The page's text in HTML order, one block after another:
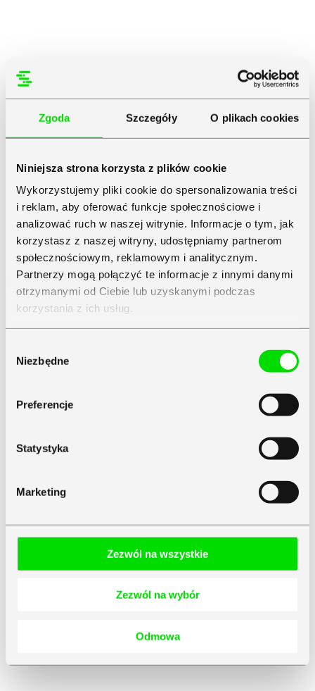
Zgoda Szczegóły O plikach cookies
Niniejsza strona korzysta z plików cookie
Wykorzystujemy pliki cookie do spersonalizowania treści
i reklam, aby oferować funkcje społecznościowe i
analizować ruch w naszej witrynie. Informacje o tym, jak
korzystasz z naszej witryny, udostępniamy partnerom
społecznościowym, reklamowym i analitycznym.
Partnerzy mogą połączyć te informacje z innymi danymi
otrzymanymi od Ciebie lub uzyskanymi podczas
korzystania z ich usług.
zgody
Niezbędne
Preferencje
Statystyka
Marketing
Zezwól na wszystkie
Zezwól na wybór
Odmowa